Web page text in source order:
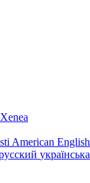
Xenea
American English
українська